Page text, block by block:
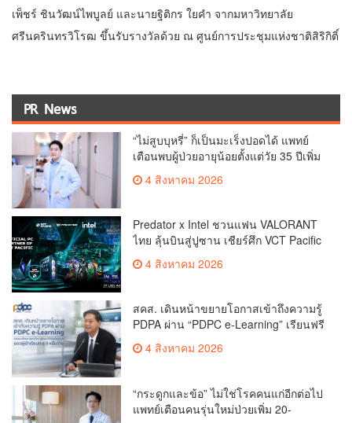
เพ็ชร์ ชินวัฒน์ไพบูลย์ และนายฐิติกร ใยคำ จากมหาวิทยาลัย
ศรีนครินทรวิโรฒ ขึ้นรับรางวัลด้วย ณ ศูนย์การประชุมแห่งชาติสิริกิติ์
PR News
“ไม่สูบบุหรี่” ก็เป็นมะเร็งปอดได้ แพทย์
เตือนพบผู้ป่วยอายุน้อยตั้งแต่วัย 35 ปีเพิ่ม
4 สิงหาคม 2026
Predator x Intel ชวนแฟน VALORANT
ไทย ลุ้นบินสู่ปูซาน เชียร์ศึก VCT Pacific
x Intel ชวนแฟน VALORANT ไทย ลุ้นบิน
สุดพิเศษตลอดทัวร์นาเมนต์
4 สิงหาคม 2026
สคส. เดินหน้าขยายโอกาสเข้าถึงความรู้
PDPA ผ่าน “PDPC e-Learning” เรียนฟรี
ทุกที่ ทุกเวลา พร้อมประกาศนียบัตร ต่อย
อดศักยภาพคนไทยสู่สังคมดิจิทัลปลอดภัย
แล้ว
4 สิงหาคม 2026
“กระดูกและข้อ” ไม่ใช่โรคคนแก่อีกต่อไป
แพทย์เตือนคนรุ่นใหม่ป่วยเพิ่ม 20-